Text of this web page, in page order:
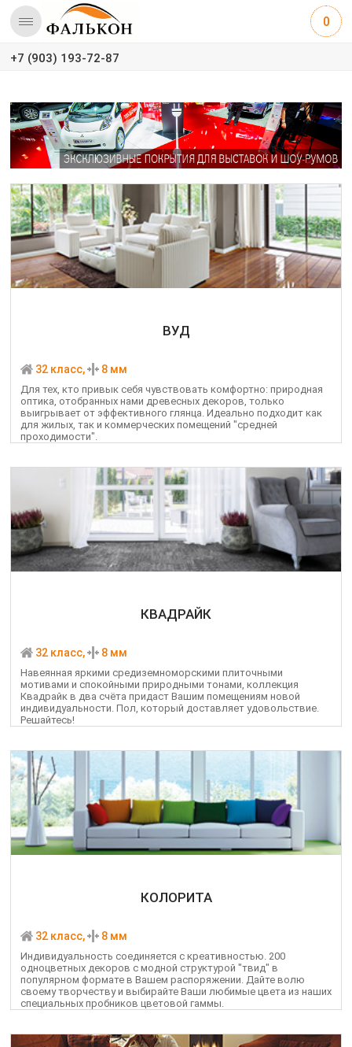
0
+7 (903) 193-72-87
ВУД
32 класс, 8 мм
Для тех, кто привык себя чувствовать комфортно: природная
оптика, отобранных нами древесных декоров, только
выигрывает от эффективного глянца. Идеально подходит как
для жилых, так и коммерческих помещений "средней
проходимости".
КВАДРАЙК
32 класс, 8 мм
Навеянная яркими средиземноморскими плиточными
мотивами и спокойными природными тонами, коллекция
Квадрайк в два счёта придаст Вашим помещениям новой
индивидуальности. Пол, который доставляет удовольствие.
Решайтесь!
КОЛОРИТА
32 класс, 8 мм
Индивидуальность соединяется с креативностью. 200
одноцветных декоров с модной структурой "твид" в
популярном формате в Вашем распоряжении. Дайте волю
своему творчеству и выбирайте Ваши любимые цвета из наших
специальных пробников цветовой гаммы.